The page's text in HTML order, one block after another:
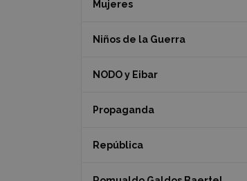
Mujeres
Niños de la Guerra
NODO y Eibar
Propaganda
República